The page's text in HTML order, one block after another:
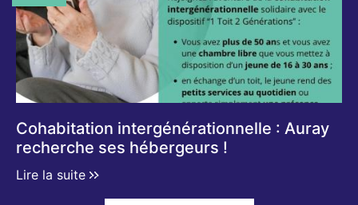
Cohabitation intergénérationnelle : Auray
recherche ses hébergeurs !
Lire la suite